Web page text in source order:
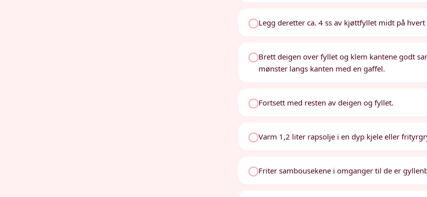
Legg deretter ca. 4 ss av kjøttfyllet midt på hvert
Brett deigen over fyllet og klem kantene godt
mønster langs kanten med en gaffel.
Fortsett med resten av deigen og fyllet.
Varm 1,2 liter rapsolje i en dyp kjele eller
Friter sambousekene i omganger til de er